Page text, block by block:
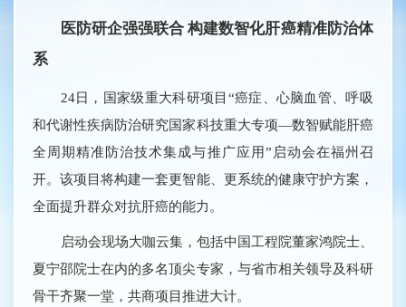
医防研企强强联合 构建数智化肝癌精准防治体
系
24日，国家级重大科研项目“癌症、心脑血管、呼吸
和代谢性疾病防治研究国家科技重大专项―数智赋能肝癌
全周期精准防治技术集成与推广应用”启动会在福州召
开。该项目将构建一套更智能、更系统的健康守护方案，
全面提升群众对抗肝癌的能力。
启动会现场大咖云集，包括中国工程院董家鸿院士、
夏宁邵院士在内的多名顶尖专家，与省市相关领导及科研
骨干齐聚一堂，共商项目推进大计。